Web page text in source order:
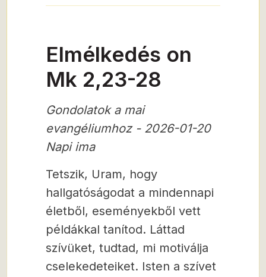
Elmélkedés on
Mk 2,23-28
Gondolatok a mai
evangéliumhoz - 2026-01-20
Napi ima
Tetszik, Uram, hogy
hallgatóságodat a mindennapi
életből, eseményekből vett
példákkal tanítod. Láttad
szívüket, tudtad, mi motiválja
cselekedeteiket. Isten a szívet